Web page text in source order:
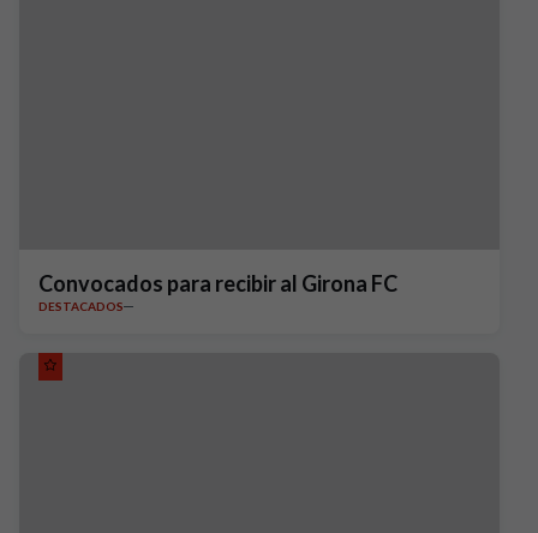
Convocados para recibir al Girona FC
DESTACADOS